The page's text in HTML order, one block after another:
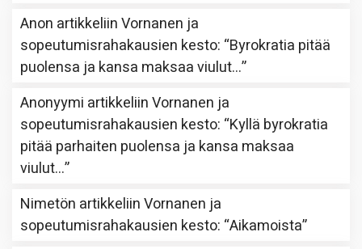
Anon artikkeliinVornanen ja
sopeutumisrahakausien kesto: “Byrokratia pitää
puolensa ja kansa maksaa viulut…”
Anonyymi artikkeliinVornanen ja
sopeutumisrahakausien kesto: “Kyllä byrokratia
pitää parhaiten puolensa ja kansa maksaa
viulut…”
Nimetön artikkeliinVornanen ja
sopeutumisrahakausien kesto: “Aikamoista”